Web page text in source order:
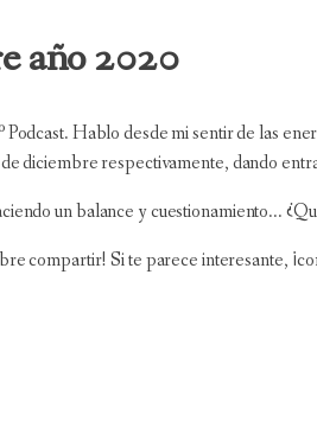
año 2020
Podcast. Hablo desde mi sentir de las
diciembre respectivamente, dando
un balance y cuestionamiento...
compartir! Si te parece interesante,